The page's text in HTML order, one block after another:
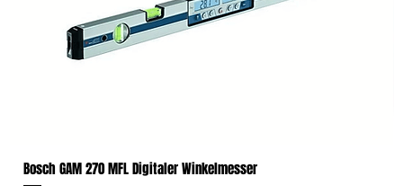
Bosch GAM 270 MFL Digitaler Winkelmesser